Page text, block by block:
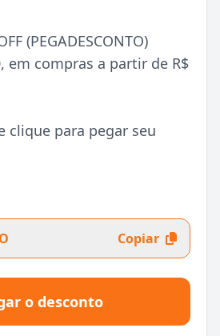
(PEGADESCONTO)
em compras a partir de R$
clique para pegar seu
Copiar
o desconto